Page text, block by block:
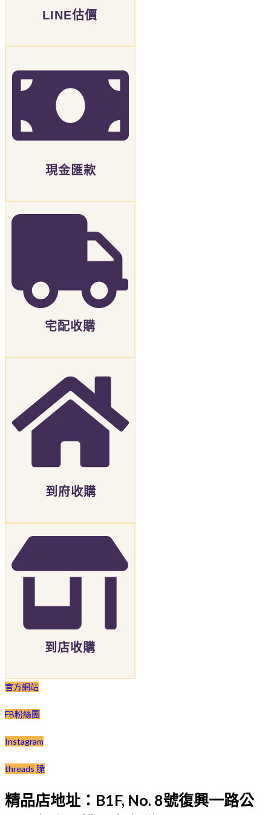
LINE估價
現金匯款
宅配收購
到府收購
到店收購
官方網站
FB粉絲團
Instagram
threads 脆
精品店地址：B1F, No. 8號復興一路公